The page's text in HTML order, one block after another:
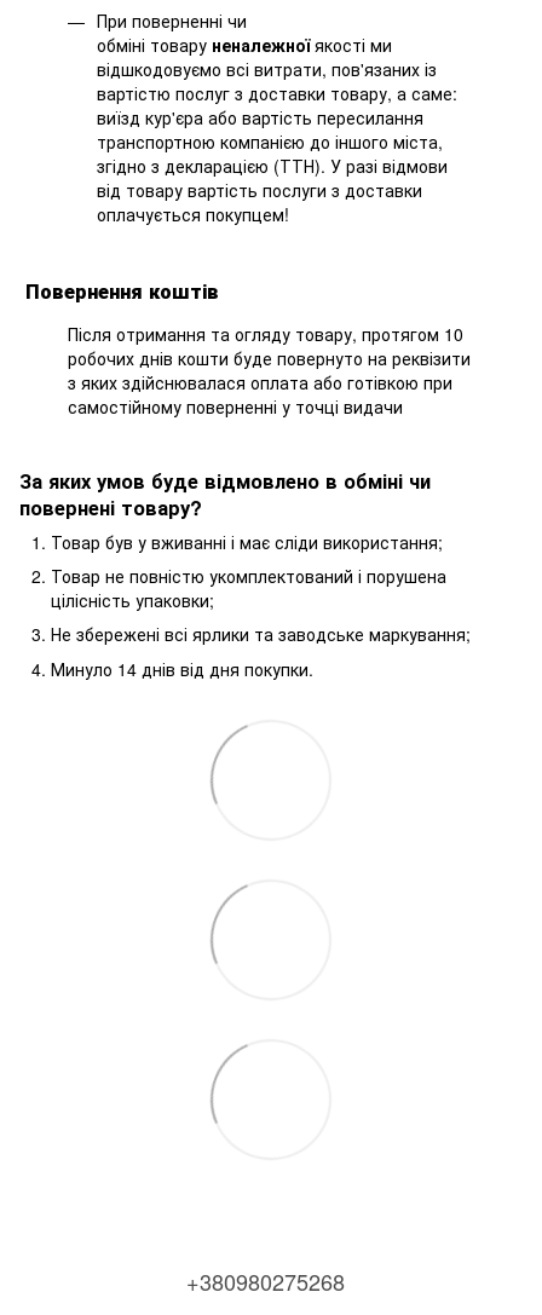
При поверненні чи
обміні товару неналежноїякості ми
відшкодовуємо всі витрати, пов'язаних із
вартістю послуг з доставки товару, а саме:
виїзд кур'єра або вартість пересилання
транспортною компанією до іншого міста,
згідно з декларацією (ТТН). У разі відмови
від товару вартість послуги з доставки
оплачується покупцем!
Повернення коштів
Після отримання та огляду товару, протягом 10
робочих днів кошти буде повернуто на реквізити
з яких здійснювалася оплата або готівкою при
самостійному поверненні у точці видачи
За яких умов буде відмовлено в обміні чи
повернені товару?
Товар був у вживанні і має сліди використання;
Товар не повністю укомплектований і порушена
цілісність упаковки;
Не збережені всі ярлики та заводське маркування;
Минуло 14 днів від дня покупки.
+380980275268